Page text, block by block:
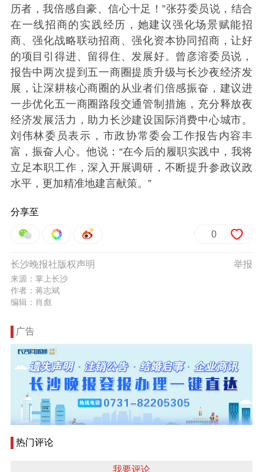
历者，我倍感自豪、信心十足！”张芬委员说，结合
在一线招商的实践经历，她建议强化场景赋能招
商、强化战略联动招商、强化资本协同招商，让好
的项目引得进、留得住、发展好。曾彦溶委员说，
报告中两次提到五一商圈提质升级与长沙夜经济发
展，让深耕核心商圈的从业者们倍感振奋，建议进
一步优化五一商圈路段交通管制措施，充分释放夜
经济发展活力，助力长沙建设国际消费中心城市。
刘伟林委员表示，市政协常委会工作报告内容丰
富，振奋人心。他说：“在今后的履职实践中，我将
立足本职工作，深入开展调研，不断提升参政议政
水平，更加精准地建言献策。”
分享至
0
举报
长沙晚报社版权声明
来源：掌上长沙
作者：蒋志斌
编辑：肖彪
广告
热门评论
我要评论